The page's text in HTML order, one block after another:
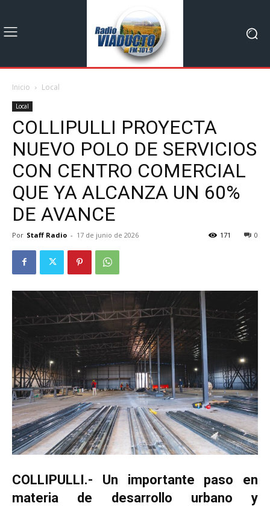
Inicio Local
Local
COLLIPULLI PROYECTA
NUEVO POLO DE SERVICIOS
CON CENTRO COMERCIAL
QUE YA ALCANZA UN 60%
DE AVANCE
Por Staff Radio - 17 de junio de 2026 0
171
COLLIPULLI.- Un importante paso en
materia de desarrollo urbano y